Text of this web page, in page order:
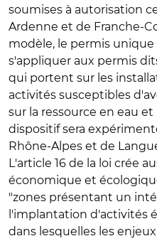
soumises à autorisation
Ardenne et de Franche-
modèle, le permis
s'appliquer aux permis
qui portent sur les
activités susceptibles
sur la ressource en eau
dispositif sera
Rhône-Alpes et de
L'article 16 de la loi crée
économique et
"zones présentant un
l'implantation d'activités
dans lesquelles les